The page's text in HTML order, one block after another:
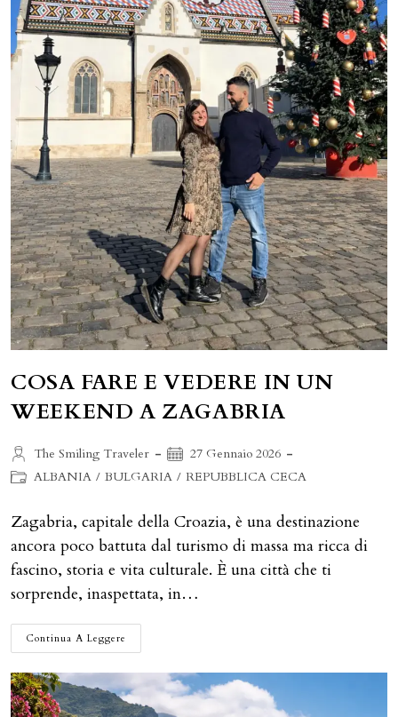
COSA FARE E VEDERE IN UN
WEEKEND A ZAGABRIA
Autore
dell'articolo:
The Smiling Traveler
Articolo
pubblicato:
27 Gennaio 2026
Categoria
ALBANIA / BULGARIA / REPUBBLICA CECA
Zagabria, capitale della Croazia, è una destinazione
ancora poco battuta dal turismo di massa ma ricca di
fascino, storia e vita culturale. È una città che ti
sorprende, inaspettata, in…
Continua A Leggere
FARE
VEDERE
IN
UN
WEEKEND